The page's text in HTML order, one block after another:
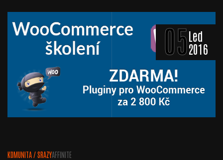
05Led
2016
KOMUNITA /SRAZYAFFINITE